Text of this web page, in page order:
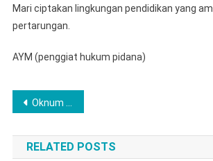
​Mari ciptakan lingkungan pendidikan yang
pertarungan.
AYM (penggiat hukum pidana)
Navigasi
pos
Oknum Kontraktor Diduga Aniaya Wartawan di Pagar Alam, IWO-I Kecam Keras dan Minta Proses Hukum Tegas
RELATED POSTS